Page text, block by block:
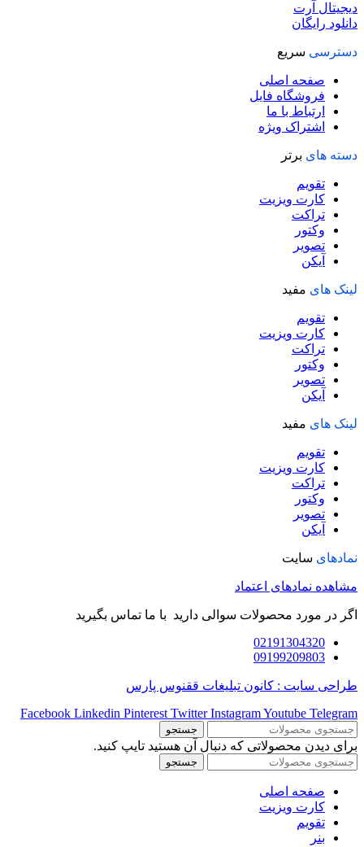
دیجیتال آرت
دانلود رایگان
دسترسی سریع
صفحه اصلی
فروشگاه فایل
ارتباط با ما
اشتراک ویژه
دسته های برتر
تقویم
کارت ویزیت
تراکت
وکتور
تصویر
آیکن
لینک های مفید
تقویم
کارت ویزیت
تراکت
وکتور
تصویر
آیکن
لینک های مفید
تقویم
کارت ویزیت
تراکت
وکتور
تصویر
آیکن
نمادهای سایت
مشاهده نمادهای اعتماد
اگر در مورد محصولات سوالی دارید با ما تماس بگیرید
02191304320
09199209803
طراحی سایت : کانون تبلیغات ققنوس پارس
Facebook Linkedin Pinterest Twitter InstagramYoutube Telegram
جستجو
برای دیدن محصولاتی که دنبال آن هستید تایپ کنید.
جستجو
صفحه اصلی
کارت ویزیت
تقویم
بنر